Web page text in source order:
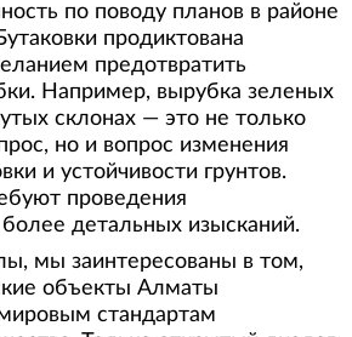
по поводу планов в районе
продиктована
предотвратить
Например, вырубка зеленых
склонах — это не только
но и вопрос изменения
и устойчивости грунтов.
проведения
детальных изысканий.
мы заинтересованы в том,
объекты Алматы
стандартам